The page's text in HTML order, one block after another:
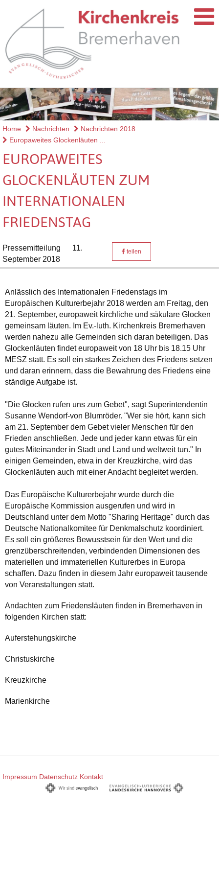
Home Nachrichten
Nachrichten 2018
Europaweites Glockenläuten ...
EUROPAWEITES
GLOCKENLÄUTEN ZUM
INTERNATIONALEN
FRIEDENSTAG
Pressemitteilung
11.
September 2018
teilen
Anlässlich des Internationalen Friedenstags im
Europäischen Kulturerbejahr 2018 werden am Freitag, den
21. September, europaweit kirchliche und säkulare Glocken
gemeinsam läuten. Im Ev.-luth. Kirchenkreis Bremerhaven
werden nahezu alle Gemeinden sich daran beteiligen. Das
Glockenläuten findet europaweit von 18 Uhr bis 18.15 Uhr
MESZ statt. Es soll ein starkes Zeichen des Friedens setzen
und daran erinnern, dass die Bewahrung des Friedens eine
ständige Aufgabe ist.
"Die Glocken rufen uns zum Gebet", sagt Superintendentin
Susanne Wendorf-von Blumröder. "Wer sie hört, kann sich
am 21. September dem Gebet vieler Menschen für den
Frieden anschließen. Jede und jeder kann etwas für ein
gutes Miteinander in Stadt und Land und weltweit tun." In
einigen Gemeinden, etwa in der Kreuzkirche, wird das
Glockenläuten auch mit einer Andacht begleitet werden.
Das Europäische Kulturerbejahr wurde durch die
Europäische Kommission ausgerufen und wird in
Deutschland unter dem Motto "Sharing Heritage" durch das
Deutsche Nationalkomitee für Denkmalschutz koordiniert.
Es soll ein größeres Bewusstsein für den Wert und die
grenzüberschreitenden, verbindenden Dimensionen des
materiellen und immateriellen Kulturerbes in Europa
schaffen. Dazu finden in diesem Jahr europaweit tausende
von Veranstaltungen statt.
Andachten zum Friedensläuten finden in Bremerhaven in
folgenden Kirchen statt:
Auferstehungskirche
Christuskirche
Kreuzkirche
Marienkirche
Impressum Datenschutz Kontakt